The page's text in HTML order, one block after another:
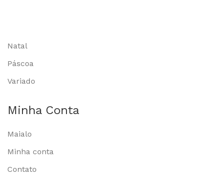
Natal
Páscoa
Variado
Minha Conta
Maialo
Minha conta
Contato